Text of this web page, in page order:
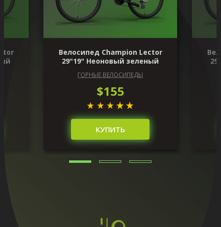
Велосипед Champion Lector
29"19" Неоновый зеленый
ГОРНЫЕ ВЕЛОСИПЕДЫ
$155
КУПИТЬ